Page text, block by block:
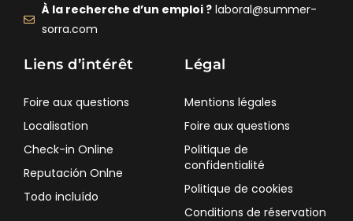
À la recherche d’un emploi ?laboral@summer-
sorra.com
Liens d’intérêt
Foire aux questions
Localisation
Check-in Online
Reputación Onlne
Todo incluído
Légal
Mentions légales
Foire aux questions
Politique de
confidentialité
Politique de cookies
Conditions de réservation